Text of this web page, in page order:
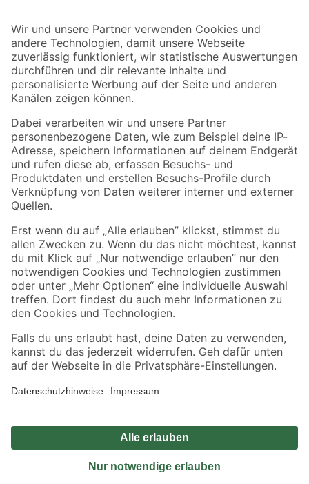
Der toom Newsletter: Keine Angebote und Aktionen mehr verpassen!
Zur Newsletter Anmeldung
Folge uns
Zahlungsarten Versandarten
Sicher einkaufen
Jetzt die toom-App herunterladen
Alle Preisangaben in EUR inkl. gesetzl. MwSt.. Die dargestellten Angebote sind unter
Umständen nicht in allen Märkten verfügbar. Die angegebenen Verfügbarkeiten beziehen
Produkte nur solange der Vorrat reicht.
*Paketversand ab 59 € versandkostenfrei, gilt nicht für Artikel mit Speditionsversand, hier
Privatsphäre Impressum
Nutzungsbedingungen
Widerrufsrecht
Vertrag widerrufen